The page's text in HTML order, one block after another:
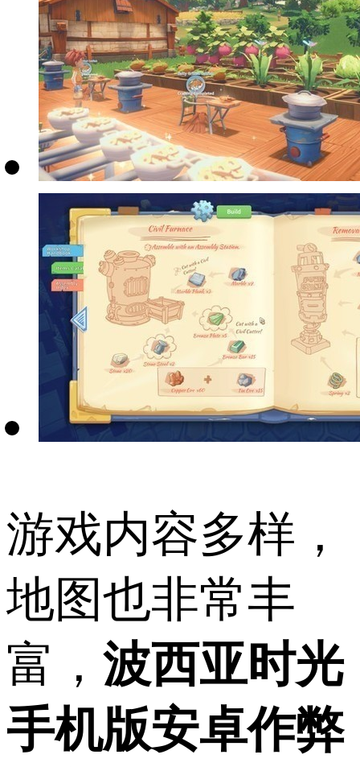
游戏内容多样，
地图也非常丰
富， 波西亚时光
手机版安卓作弊